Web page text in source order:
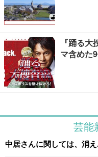
『踊る
マ含めた